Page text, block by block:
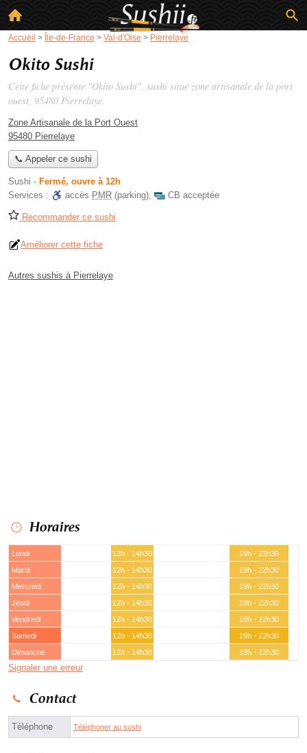
Accueil > Île-de-France > Val-d'Oise > Pierrelaye
Okito Sushi
Cette fiche présente "Okito Sushi", sushi situé zone artisanale de la port
ouest, 95480 Pierrelaye.
Zone Artisanale de la Port Ouest
95480 Pierrelaye
📞 Appeler ce sushi
Sushi - Fermé, ouvre à 12h
Services :
accès PMR (parking), CB acceptée
Recommander ce sushi
Améliorer cette fiche
Autres sushis à Pierrelaye
Horaires
Lundi 12h - 14h30
19h - 22h30
Mardi
12h - 14h30
19h - 22h30
Mercredi
12h - 14h30
19h - 22h30
Jeudi
12h - 14h30
19h - 22h30
Vendredi
12h - 14h30
19h - 22h30
Samedi
12h - 14h30
19h - 22h30
Dimanche
12h - 14h30 19h - 22h30
Signaler une erreur
Contact
Téléphone Téléphoner au sushi